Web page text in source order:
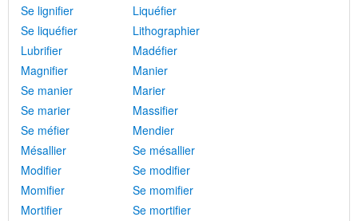
Se lignifier
Liquéfier
Se liquéfier
Lithographier
Lubrifier
Madéfier
Magnifier
Manier
Se manier
Marier
Se marier
Massifier
Se méfier
Mendier
Mésallier
Se mésallier
Modifier
Se modifier
Momifier
Se momifier
Mortifier
Se mortifier